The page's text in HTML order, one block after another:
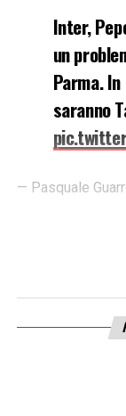
Inter,
un
Parma.
saranno
— Pasquale
Napoli per
Napoli ci